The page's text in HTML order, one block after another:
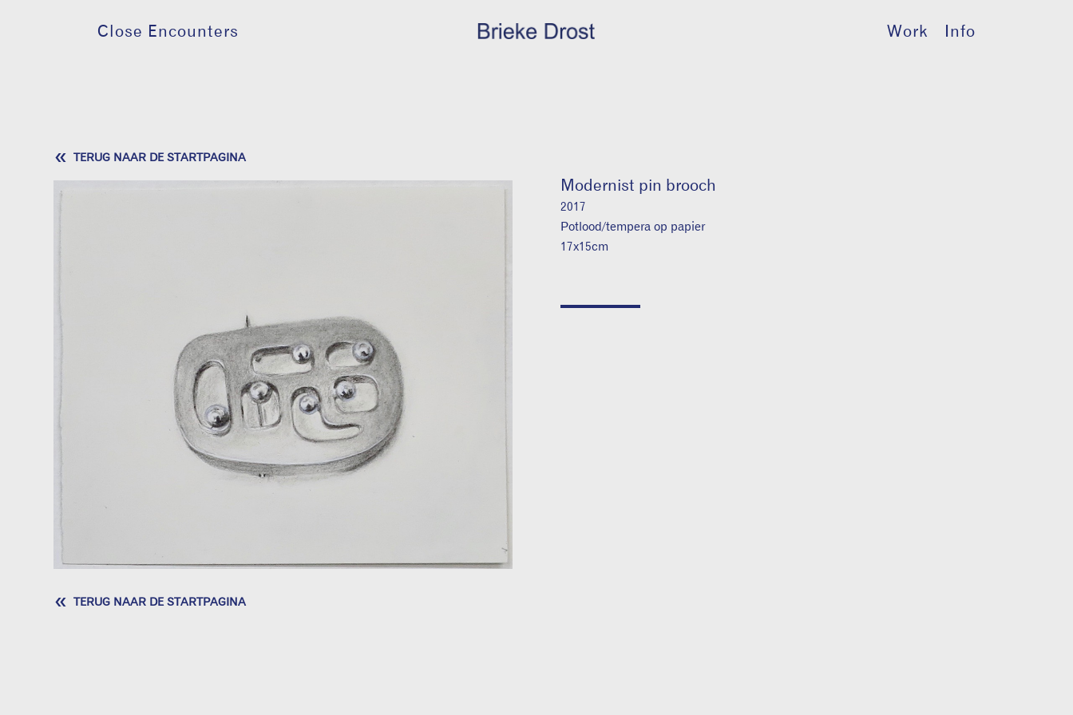
Close Encounters Info
Work
« TERUG NAAR DE STARTPAGINA
« TERUG NAAR DE STARTPAGINA
Modernist pin brooch
2017
Potlood/tempera op papier
17x15cm